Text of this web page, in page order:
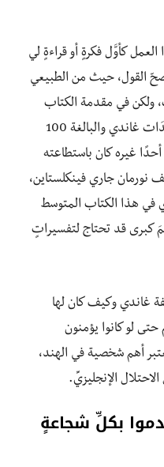
كأوَّل فكرةٍ أو قراءةٍ لي
القول، حيث من الطبيعي
ولكن في مقدمة الكتاب
يقول المؤلف أنّهُ قد قَرَأَ نصف مجلّدَات غاندي والبالغة 100
غيره كان باستطاعته
نورمان جاري فينكلستاين،
في هذا الكتاب المتوسط
كبرى قد تحتاج لتفسيراتٍ
غاندي وكيف كان لها
حتى لو كانوا يؤمنون
أهم شخصية في الهند،
الإنجليزيِّ.
بكلِّ شجاعةٍ